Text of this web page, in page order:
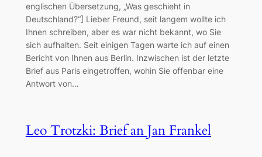
englischen Übersetzung, „Was geschieht in
Deutschland?“] Lieber Freund, seit langem wollte ich
Ihnen schreiben, aber es war nicht bekannt, wo Sie
sich aufhalten. Seit einigen Tagen warte ich auf einen
Bericht von Ihnen aus Berlin. Inzwischen ist der letzte
Brief aus Paris eingetroffen, wohin Sie offenbar eine
Antwort von…
Leo Trotzki: Brief an Jan Frankel